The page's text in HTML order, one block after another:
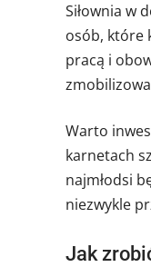
Siłownia w
osób, które
pracą i
Warto
karnetach
najmłodsi
niezwykle
Jak